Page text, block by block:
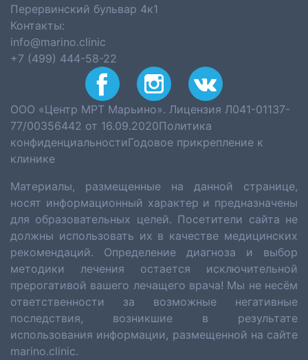
Перервинский бульвар 4к1
Контакты:
info@marino.clinic
+7 (499) 444-58-22
ООО «Центр МРТ Марьино». Лицензия Л041-01137-
77/00356442 от 16.09.2020Политика
конфиденциальностиГодовое прикрепление к
клинике
Материалы, размещенные на данной странице,
носят информационный характер и предназначены
для образовательных целей. Посетители сайта не
должны использовать их в качестве медицинских
рекомендаций. Определение диагноза и выбор
методики лечения остается исключительной
прерогативой вашего лечащего врача! Мы не несём
ответственности за возможные негативные
последствия, возникшие в результате
использования информации, размещенной на сайте
marino.clinic.